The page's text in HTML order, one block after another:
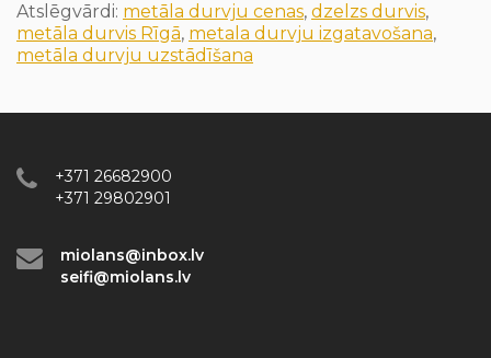
Atslēgvārdi: metāla durvju cenas, dzelzs durvis,
metāla durvis Rīgā, metala durvju izgatavošana,
metāla durvju uzstādīšana
+371 26682900
+371 29802901
miolans@inbox.lv
seifi@miolans.lv